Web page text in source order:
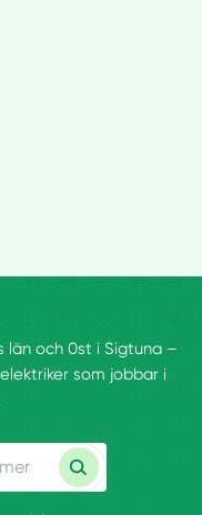
län och 0st i Sigtuna –
som jobbar i